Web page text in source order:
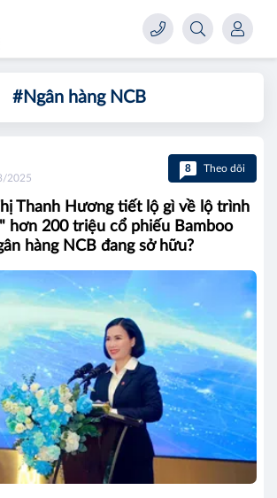
#Ngân hàng NCB
2025
8 Theo dõi
Thanh Hương tiết lộ gì về lộ trình
hơn 200 triệu cổ phiếu Bamboo
hàng NCB đang sở hữu?